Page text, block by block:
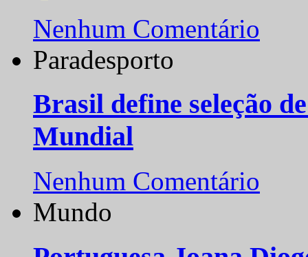
Nenhum Comentário
Paradesporto
Brasil define seleção
Mundial
Nenhum Comentário
Mundo